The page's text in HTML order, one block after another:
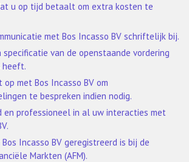
u op tijd betaalt om extra kosten te
met Bos Incasso BV schriftelijk bij.
specificatie van de openstaande vordering
op met Bos Incasso BV om
te bespreken indien nodig.
en professioneel in al uw interacties met
Incasso BV geregistreerd is bij de
Markten (AFM).